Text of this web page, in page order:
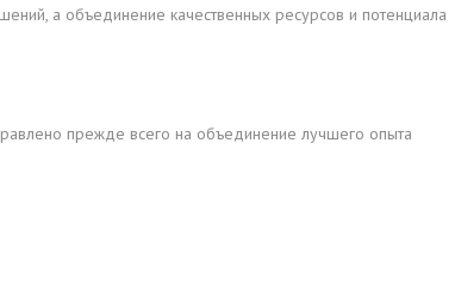
а объединение качественных ресурсов и потенциала
прежде всего на объединение лучшего опыта